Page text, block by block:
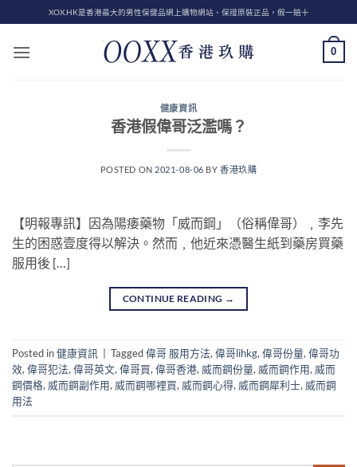
to
content
XOX.HK是香港最大的男性保健品網上購物網站、保證原裝正品，假一賠十
0
健康資訊
香港假偉哥泛濫嗎？
POSTED ON 2021-08-06 BY香港玖購
【明報專訊】因為陽痿藥物「威而鋼」（俗稱偉哥）﹐李先
生的困惑壹度得以解決。然而﹐他近來憑醫生紙到藥房買藥
服用後 […]
CONTINUE READING →
Posted in健康資訊 Tagged偉哥 服用方法, 偉哥lihkg, 偉哥份量, 偉哥功
效, 偉哥犯法, 偉哥英文, 偉哥買, 偉哥香港, 威而鋼份量, 威而鋼作用, 威而
鋼價格, 威而鋼副作用, 威而鋼哪裡買, 威而鋼心得, 威而鋼犀利士, 威而鋼
用法